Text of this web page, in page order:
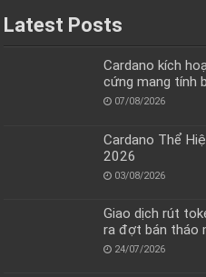
Latest Posts
Cardano kích
cứng mang tính
07/08/2026
Cardano Thể
2026
03/08/2026
Giao dịch rút
ra đợt bán tháo
24/07/2026